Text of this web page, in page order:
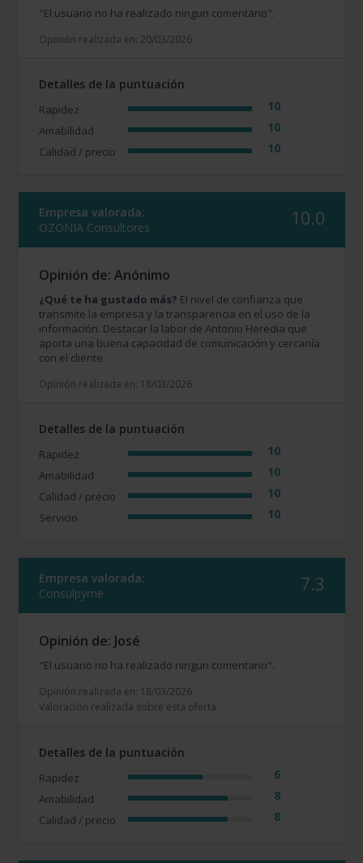
"El usuario no ha realizado ningun comentario".
Opinión realizada en: 20/03/2026
Detalles de la puntuación
Rapidez 10
Amabilidad 10
Calidad / precio 10
Empresa valorada:
OZONIA Consultores
10.0
Opinión de: Anónimo
¿Qué te ha gustado más? El nivel de confianza que
transmite la empresa y la transparencia en el uso de la
información. Destacar la labor de Antonio Heredia que
aporta una buena capacidad de comunicación y cercanía
con el cliente.
Opinión realizada en: 18/03/2026
Detalles de la puntuación
Rapidez 10
Amabilidad 10
Calidad / precio 10
Servicio 10
Empresa valorada:
Consulpyme
7.3
Opinión de: José
"El usuario no ha realizado ningun comentario".
Opinión realizada en: 18/03/2026
Valoración realizada sobre esta oferta
Detalles de la puntuación
Rapidez 6
Amabilidad 8
Calidad / precio 8